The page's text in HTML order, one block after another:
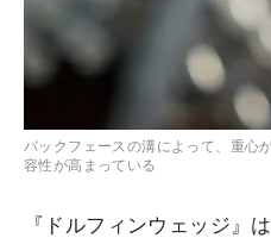
バックフェースの溝によって、重心
容性が高まっている
『ドルフィンウェッジ』